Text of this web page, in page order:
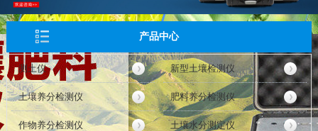
产品中心
测土仪 新型土壤检测仪
土壤养分检测仪 肥料养分检测仪
作物养分检测仪 土壤水分测定仪